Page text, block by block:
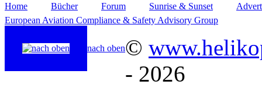
Home Bücher Forum Sunrise & Sunset
European Aviation Compliance & Safety Advisory Group
nach oben©
- 2026